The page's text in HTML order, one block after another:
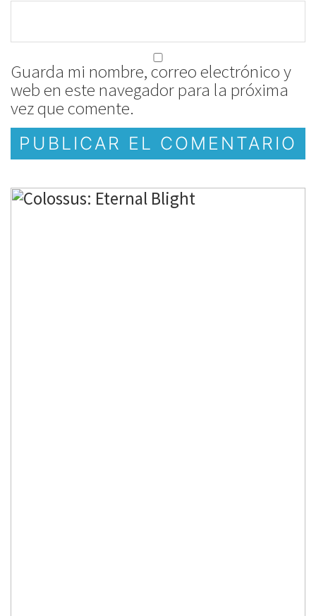
Guarda mi nombre, correo electrónico y
web en este navegador para la próxima
vez que comente.